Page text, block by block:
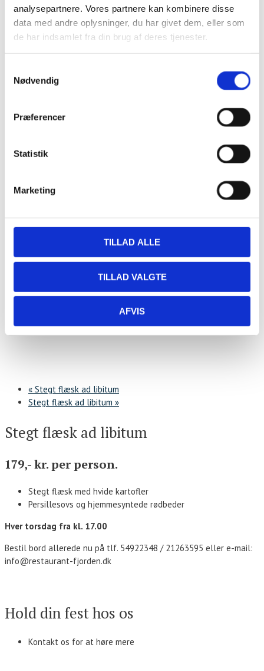
analysepartnere. Vores partnere kan kombinere disse
data med andre oplysninger, du har givet dem, eller som
de har indsamlet fra din brug af deres tjenester.
Nødvendig
Præferencer
Statistik
Marketing
TILLAD ALLE
TILLAD VALGTE
AFVIS
Dato: 23/05/2025
Tidspunkt:
16:00 - 16:30
Serie:
Restaurant Fjorden
Nakskov
« Stegt flæsk ad libitum
Stegt flæsk ad libitum »
Stegt flæsk ad libitum
179,- kr. per person.
Stegt flæsk med hvide kartofler
Persillesovs og hjemmesyntede rødbeder
Hver torsdag fra kl. 17.00
Bestil bord allerede nu på tlf. 54922348 / 21263595 eller e-mail:
info@restaurant-fjorden.dk
Hold din fest hos os
Kontakt os for at høre mere